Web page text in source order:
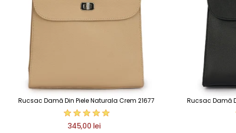
Rucsac Damă Din Piele Naturala Crem 21677
345,00 lei
Rucsac Damă